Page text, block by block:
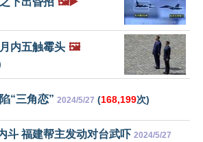
内五触霉头 🖼️
“三角恋” 2024/5/27 (168,199次)
斗 福建帮主发动对台武吓 2024/5/27